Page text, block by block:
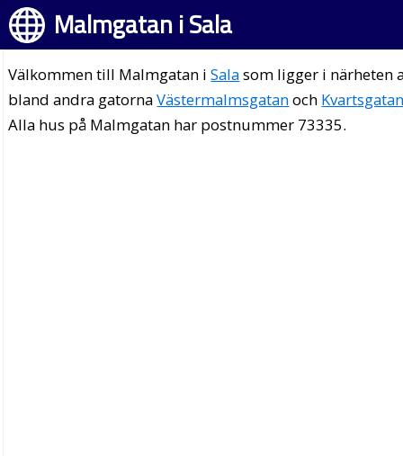
Malmgatan i Sala
Välkommen till Malmgatan iSalasom ligger i närheten
bland andra gatornaVästermalmsgatanoch
Alla hus på Malmgatan har postnummer 73335.